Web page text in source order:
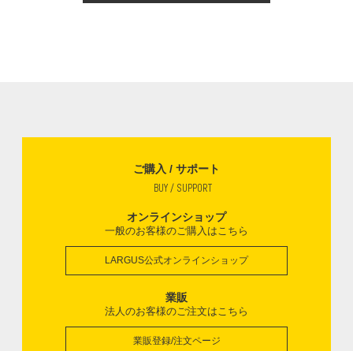
ご購入 / サポート
BUY / SUPPORT
オンラインショップ
一般のお客様のご購入はこちら
LARGUS公式オンラインショップ
業販
法人のお客様のご注文はこちら
業販登録/注文ページ